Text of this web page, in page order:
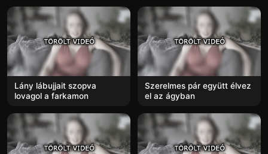
Lány lábujjait szopva
lovagol a farkamon
Szerelmes pár együtt élvez
el az ágyban